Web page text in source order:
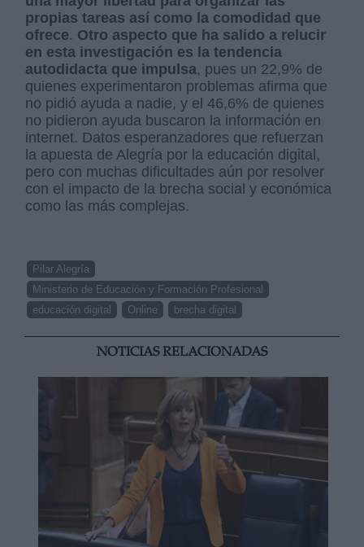
propias tareas así como la comodidad que
ofrece. Otro aspecto que ha salido a relucir
en esta investigación es la tendencia
autodidacta que impulsa, pues un 22,9% de
quienes experimentaron problemas afirma que
no pidió ayuda a nadie, y el 46,6% de quienes
no pidieron ayuda buscaron la información en
internet. Datos esperanzadores que refuerzan
la apuesta de Alegría por la educación digital,
pero con muchas dificultades aún por resolver
con el impacto de la brecha social y económica
como las más complejas.
Pilar Alegría
Ministerio de Educación y Formación Profesional
educación digital
Online brecha digital
NOTICIAS RELACIONADAS